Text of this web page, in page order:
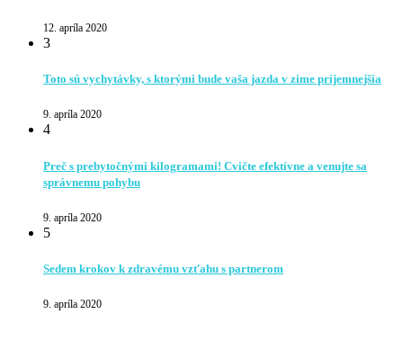
12. apríla 2020
3
Toto sú vychytávky, s ktorými bude vaša jazda v zime príjemnejšia
9. apríla 2020
4
Preč s prebytočnými kilogramami! Cvičte efektívne a venujte sa
správnemu pohybu
9. apríla 2020
5
Sedem krokov k zdravému vzťahu s partnerom
9. apríla 2020